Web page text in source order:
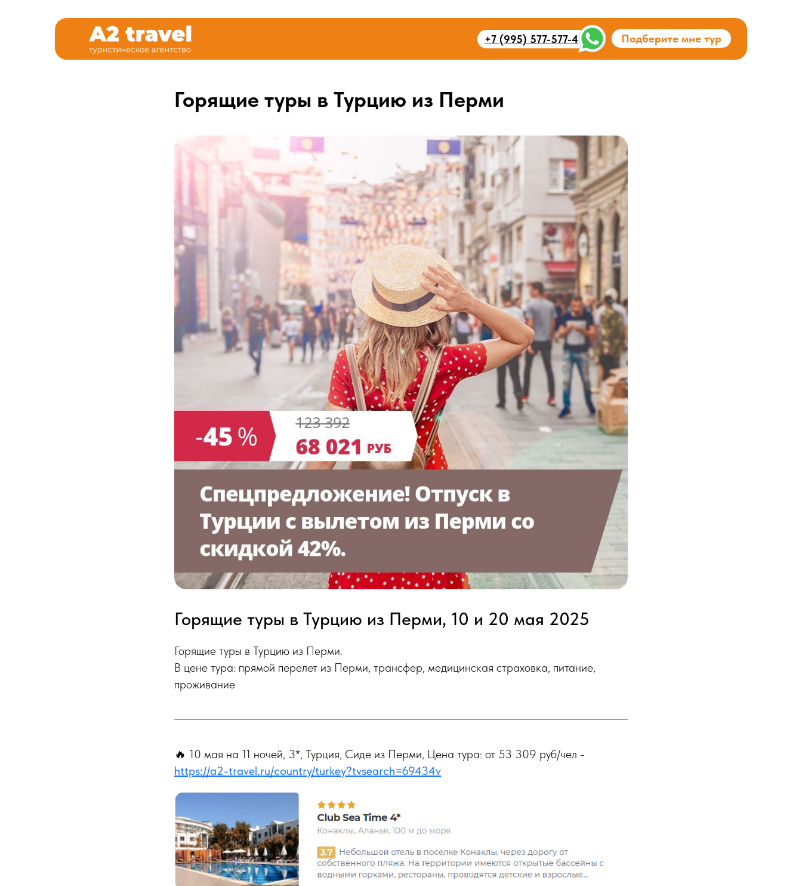
Пермь, Бульвар Гагарина, 46 (ТЦ Лайнер)
Подберите мне тур
+7 (995) 577-577-4
Горящие туры в Турцию из Перми
Горящие туры в Турцию из Перми, 10 и 20 мая 2025
Горящие туры в Турцию из Перми.
В цене тура: прямой перелет из Перми, трансфер, медицинская страховка, питание,
проживание
🔥 10 мая на 11 ночей, 3*, Турция, Сиде из Перми, Цена тура: от 53 309 руб/чел -
https://a2-travel.ru/country/turkey?tvsearch=69434v